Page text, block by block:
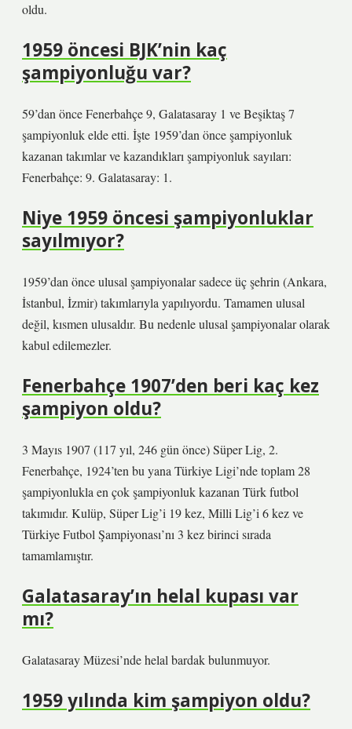
oldu.
1959 öncesi BJK’nin kaç
şampiyonluğu var?
59’dan önce Fenerbahçe 9, Galatasaray 1 ve Beşiktaş 7
şampiyonluk elde etti. İşte 1959’dan önce şampiyonluk
kazanan takımlar ve kazandıkları şampiyonluk sayıları:
Fenerbahçe: 9. Galatasaray: 1.
Niye 1959 öncesi şampiyonluklar
sayılmıyor?
1959’dan önce ulusal şampiyonalar sadece üç şehrin (Ankara,
İstanbul, İzmir) takımlarıyla yapılıyordu. Tamamen ulusal
değil, kısmen ulusaldır. Bu nedenle ulusal şampiyonalar olarak
kabul edilemezler.
Fenerbahçe 1907’den beri kaç kez
şampiyon oldu?
3 Mayıs 1907 (117 yıl, 246 gün önce) Süper Lig, 2.
Fenerbahçe, 1924’ten bu yana Türkiye Ligi’nde toplam 28
şampiyonlukla en çok şampiyonluk kazanan Türk futbol
takımıdır. Kulüp, Süper Lig’i 19 kez, Milli Lig’i 6 kez ve
Türkiye Futbol Şampiyonası’nı 3 kez birinci sırada
tamamlamıştır.
Galatasaray’ın helal kupası var
mı?
Galatasaray Müzesi’nde helal bardak bulunmuyor.
1959 yılında kim şampiyon oldu?